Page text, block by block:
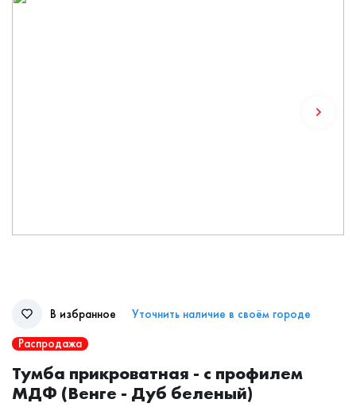
В избранное
Уточнить наличие в своём городе
Распродажа
Тумба прикроватная - с профилем
МДФ (Венге - Дуб беленый)